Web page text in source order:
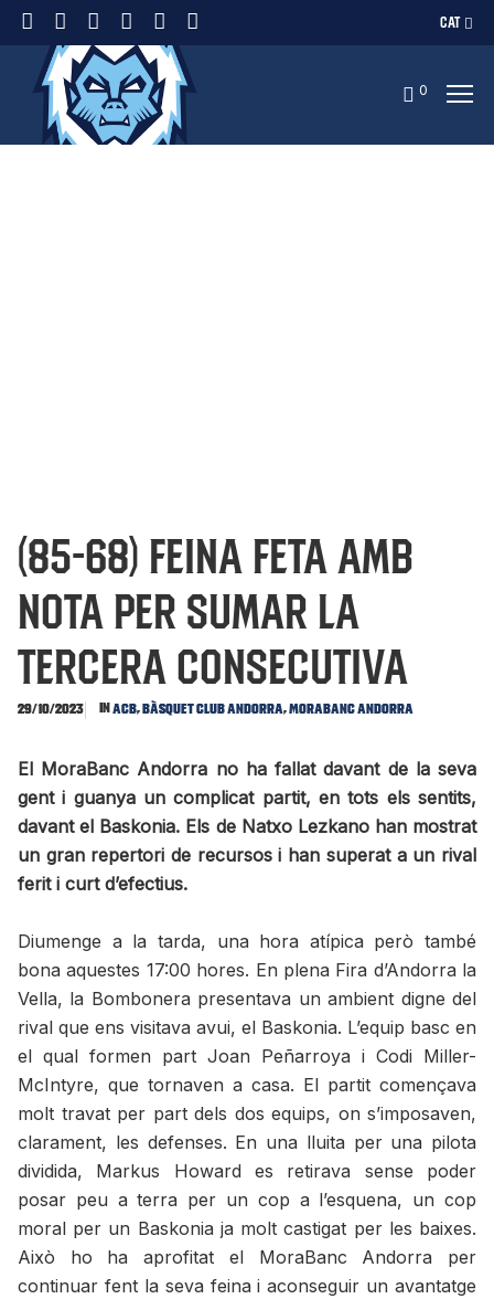
CAT
0
(85-68) Feina feta amb
nota per sumar la
tercera consecutiva
29/10/2023 InACB,Bàsquet Club Andorra,MoraBanc Andorra
El MoraBanc Andorra no ha fallat davant de la seva
gent i guanya un complicat partit, en tots els sentits,
davant el Baskonia. Els de Natxo Lezkano han mostrat
un gran repertori de recursos i han superat a un rival
ferit i curt d’efectius.
Diumenge a la tarda, una hora atípica però també
bona aquestes 17:00 hores. En plena Fira d’Andorra la
Vella, la Bombonera presentava un ambient digne del
rival que ens visitava avui, el Baskonia. L’equip basc en
el qual formen part Joan Peñarroya i Codi Miller-
McIntyre, que tornaven a casa. El partit començava
molt travat per part dels dos equips, on s’imposaven,
clarament, les defenses. En una lluita per una pilota
dividida, Markus Howard es retirava sense poder
posar peu a terra per un cop a l’esquena, un cop
moral per un Baskonia ja molt castigat per les baixes.
Això ho ha aprofitat el MoraBanc Andorra per
continuar fent la seva feina i aconseguir un avantatge